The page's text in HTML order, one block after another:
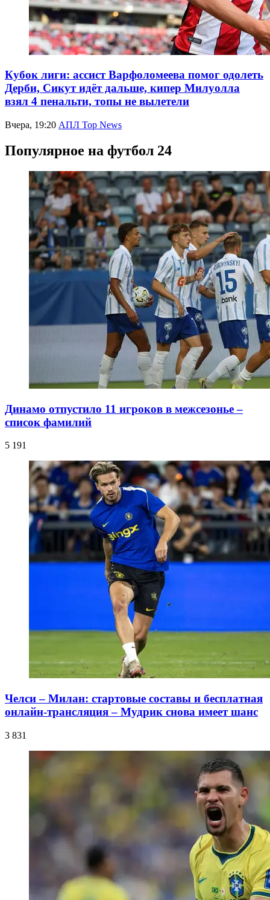
Кубок лиги: ассист Варфоломеева помог одолеть
Дерби, Сикут идёт дальше, кипер Милуолла
взял 4 пенальти, топы не вылетели
Вчера, 19:20 АПЛ Top News
Популярное на футбол 24
Динамо отпустило 11 игроков в межсезонье –
список фамилий
5 191
Челси – Милан: стартовые составы и бесплатная
онлайн-трансляция – Мудрик снова имеет шанс
3 831